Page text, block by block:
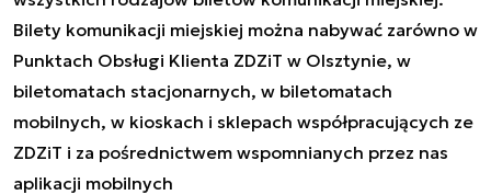
Bilety komunikacji miejskiej można nabywać zarówno w
Punktach Obsługi Klienta ZDZiT w Olsztynie, w
biletomatach stacjonarnych, w biletomatach
mobilnych, w kioskach i sklepach współpracujących ze
ZDZiT i za pośrednictwem wspomnianych przez nas
aplikacji mobilnych